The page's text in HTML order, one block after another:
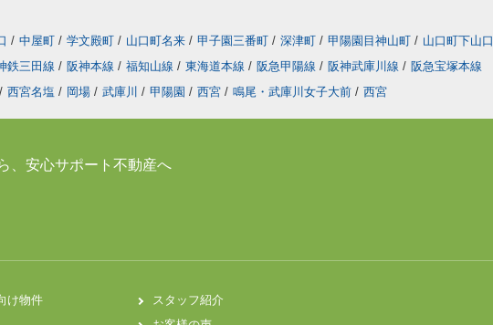
/ 中屋町 / 学文殿町 / 山口町名来 / 甲子園三番町 / 深津町 / 甲陽園目神山町 / 山口町下山口
鉄三田線 / 阪神本線 / 福知山線 / 東海道本線 / 阪急甲陽線 / 阪神武庫川線 / 阪急宝塚本線
/ 西宮名塩 / 岡場 / 武庫川 / 甲陽園 / 西宮 / 鳴尾・武庫川女子大前 / 西宮
、安心サポート不動産へ
け物件
スタッフ紹介